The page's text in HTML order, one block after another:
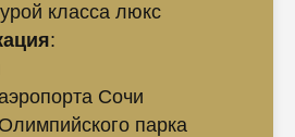
класса люкс
:
Сочи
парка